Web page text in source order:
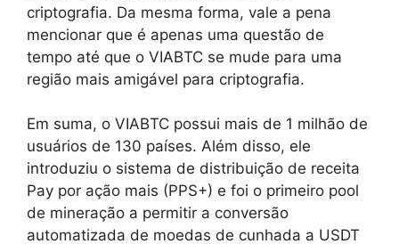
criptografia. Da mesma forma, vale a pena
mencionar que é apenas uma questão de
tempo até que o VIABTC se mude para uma
região mais amigável para criptografia.
Em suma, o VIABTC possui mais de 1 milhão de
usuários de 130 países. Além disso, ele
introduziu o sistema de distribuição de receita
Pay por ação mais (PPS+) e foi o primeiro pool
de mineração a permitir a conversão
automatizada de moedas de cunhada a USDT